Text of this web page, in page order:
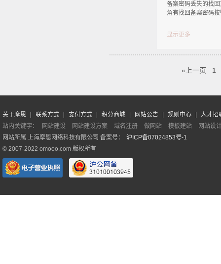
备案密码丢失的找
角有找回备案密码
显示更多
«上一页 1
关于摩恩 联系方式 支付方式 积分商城 网站公告 规则中心
人才招
站内关键字：
网站建设 网站建设方案 域名注册 做网站 模板建站
网站设
网站所属 上海摩恩网络科技有限公司 备案号：
沪ICP备07024853号-1
© 2007-2022 omooo.com 版权所有